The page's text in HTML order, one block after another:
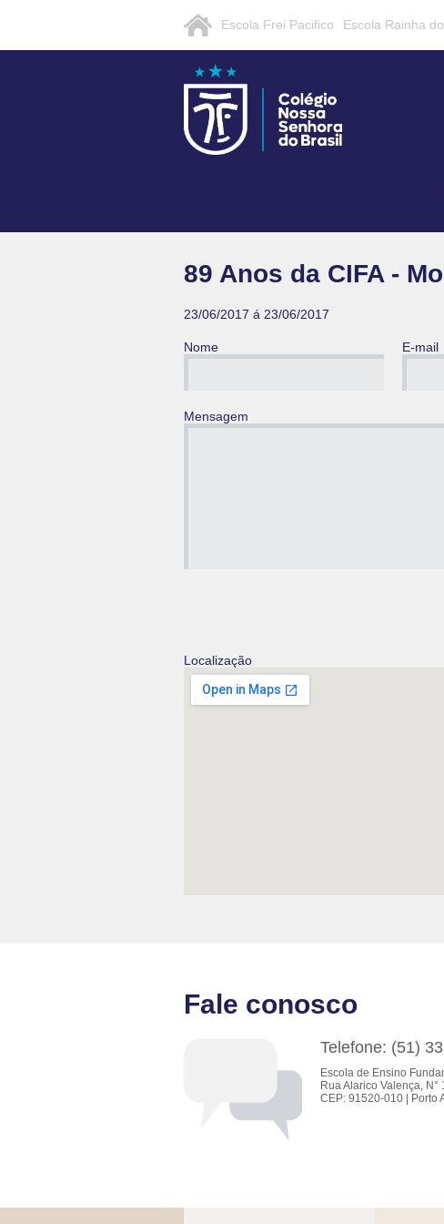
Escola Frei Pacifico Escola Rainha
89 Anos da CIFA -
23/06/2017 á 23/06/2017
Nome E-mail
Mensagem
Localização
Fale conosco
Telefone: (51)
Escola de Ensino
Rua Alarico Valença, N°
CEP: 91520-010 | Porto